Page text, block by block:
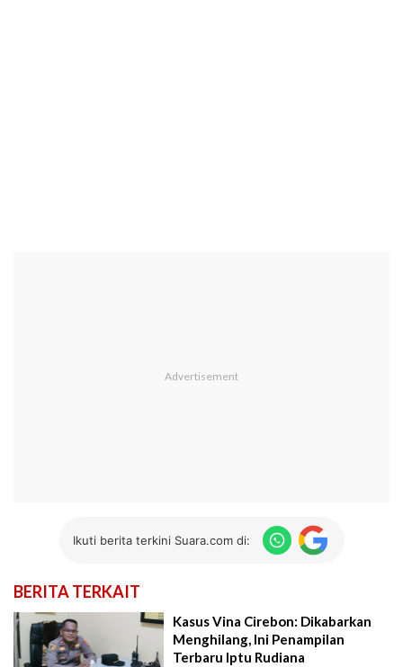
Ikuti berita terkini Suara.com di:
BERITA TERKAIT
Kasus Vina Cirebon: Dikabarkan
Menghilang, Ini Penampilan
Terbaru Iptu Rudiana